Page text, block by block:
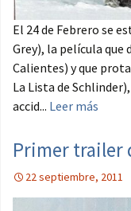
El 24 de Febrero se
Grey), la película que
Calientes) y que
La Lista de
accid... Leer más
Primer trailer
22 septiembre, 2011